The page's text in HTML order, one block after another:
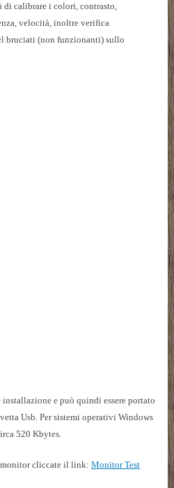
dicalibrare i colori, contrasto,
velocità, inoltre verifica
bruciati (non funzionanti) sullo
e può quindi essere portato
Usb. Per sistemi operativi Windows
520 Kbytes.
monitor cliccate il link:Monitor Test